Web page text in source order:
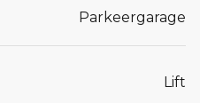
Parkeergarage
Lift